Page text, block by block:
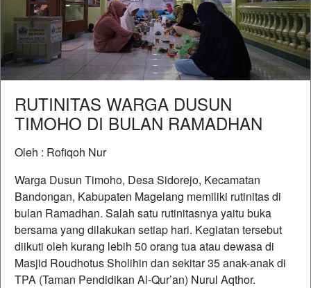
RUTINITAS WARGA DUSUN
TIMOHO DI BULAN RAMADHAN
Oleh : Rofiqoh Nur
Warga Dusun Timoho, Desa Sidorejo, Kecamatan
Bandongan, Kabupaten Magelang memiliki rutinitas di
bulan Ramadhan. Salah satu rutinitasnya yaitu buka
bersama yang dilakukan setiap hari. Kegiatan tersebut
diikuti oleh kurang lebih 50 orang tua atau dewasa di
Masjid Roudhotus Sholihin dan sekitar 35 anak-anak di
TPA (Taman Pendidikan Al-Qur’an) Nurul Aqthor.